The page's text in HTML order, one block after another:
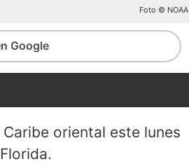
Foto © NOAA
Google
oriental este lunes